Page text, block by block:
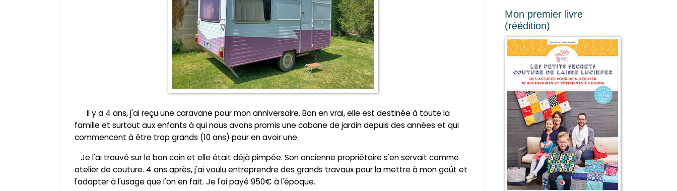
Il y a 4 ans, j'ai reçu une caravane pour mon anniversaire. Bon en vrai, elle est destinée à toute la
famille et surtout aux enfants à qui nous avons promis une cabane de jardin depuis des années et qui
commencent à être trop grands (10 ans) pour en avoir une.
Je l'ai trouvé sur le bon coin et elle était déjà pimpée. Son ancienne propriétaire s'en servait comme
atelier de couture. 4 ans après, j'ai voulu entreprendre des grands travaux pour la mettre à mon goût et
l'adapter à l'usage que l'on en fait. Je l'ai payé 950€ à l'époque.
Mon premier livre
(réédition)